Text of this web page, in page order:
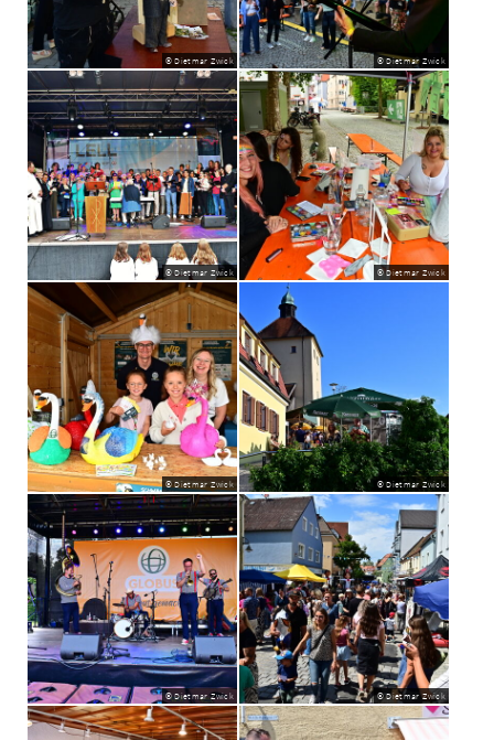
© Dietmar Zwick © Dietmar Zwick
© Dietmar Zwick © Dietmar Zwick
© Dietmar Zwick © Dietmar Zwick
© Dietmar Zwick © Dietmar Zwick